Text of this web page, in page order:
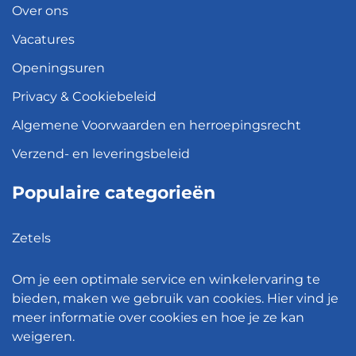
Over ons
Vacatures
Openingsuren
Privacy & Cookiebeleid
Algemene Voorwaarden en herroepingsrecht
Verzend- en leveringsbeleid
Populaire categorieën
Zetels
Hanglampen
Bureaustoelen
Om je een optimale service en winkelervaring te
bieden, maken we gebruik van cookies. Hier vind je
meer informatie over cookies en hoe je ze kan
weigeren.